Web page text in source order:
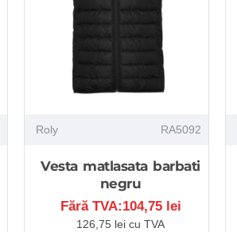
Roly RA5092
Vesta matlasata barbati
negru
Fără TVA:104,75 lei
126,75 lei cu TVA